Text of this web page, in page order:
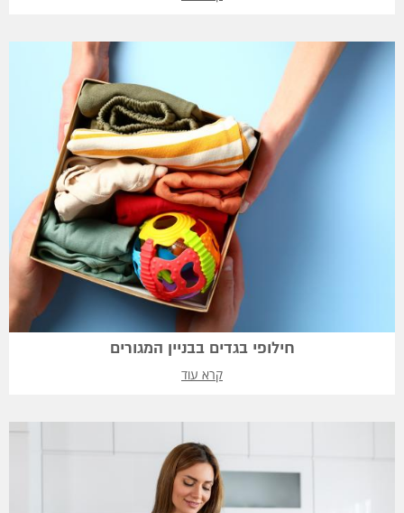
חילופי בגדים בבניין המגורים
קרא עוד